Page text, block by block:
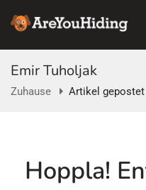
Emir Tuholjak
Zuhause Artikel
Hoppla!